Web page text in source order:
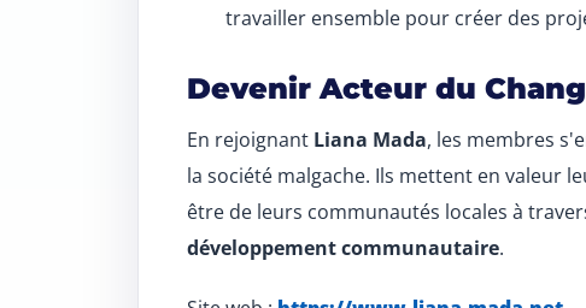
travailler ensemble pour créer des
Devenir Acteur du
En rejoignant Liana Mada, les membres
la société malgache. Ils mettent en valeur
être de leurs communautés locales à
développement communautaire.